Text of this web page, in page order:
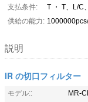
支払条件:
T ・ T、L/C
供給の能力:
説明
IR の切口フィルター
モデル::
MR-